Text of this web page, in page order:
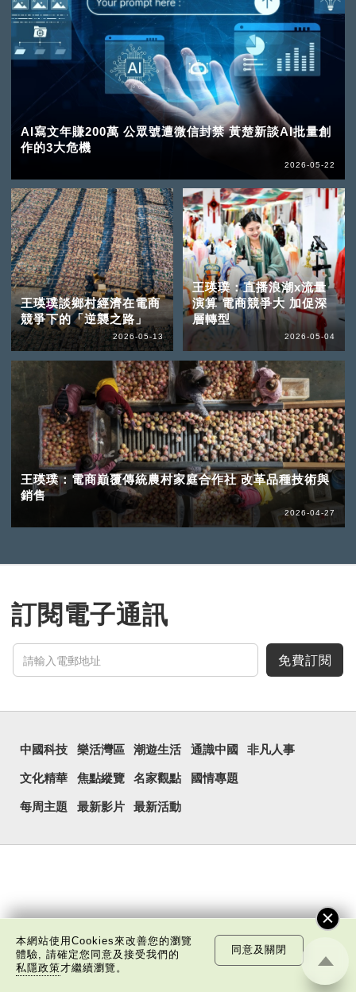
AI寫文年賺200萬 公眾號遭微信封禁 黃楚新談AI批量創
作的3大危機
2026-05-22
王瑛璞談鄉村經濟在電商
競爭下的「逆襲之路」
2026-05-13
王瑛璞：直播浪潮x流量
演算 電商競爭大 加促深
層轉型
2026-05-04
王瑛璞：電商巔覆傳統農村家庭合作社 改革品種技術與
銷售
2026-04-27
訂閱電子通訊
免費訂閱
中國科技 樂活灣區 潮遊生活 通識中國 非凡人事
文化精華 焦點縱覽 名家觀點 國情專題
每周主題 最新影片 最新活動
本網站使用Cookies來改善您的瀏覽
體驗, 請確定您同意及接受我們的
私隱政策才繼續瀏覽。
同意及關閉